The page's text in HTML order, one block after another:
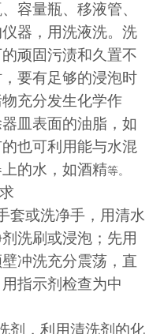
容量瓶、移液管、
器，用洗液洗。洗
顽固污渍和久置不
要有足够的浸泡时
充分发生化学作
皿表面的油脂，如
也可利用能与水混
的水，如酒精等。
套或洗净手，用清水
洗刷或浸泡；先用
冲洗充分震荡，直
指示剂检查为中
剂，利用清洗剂的化